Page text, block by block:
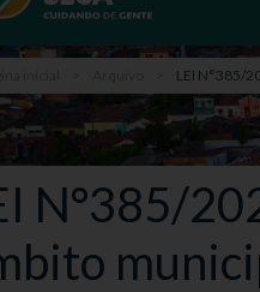
LEI N°385/
N°385/